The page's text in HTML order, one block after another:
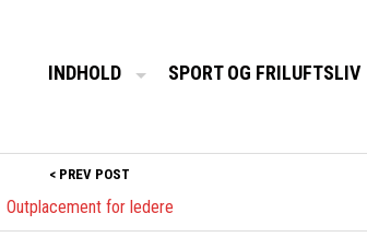
INDHOLD SPORT OG FRILUFTSLIV
< PREV POST
Outplacement for ledere
fleksibilitet
med